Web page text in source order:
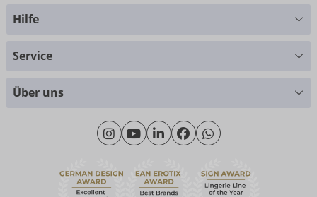
Hilfe
Montag - Donnerstag: 09:00 - 16:00 Uhr
Freitag: 09:00 - 15:00 Uhr
Kontakt
Service
Über uns
Wir über uns
Nachhaltigkeit
eroFame